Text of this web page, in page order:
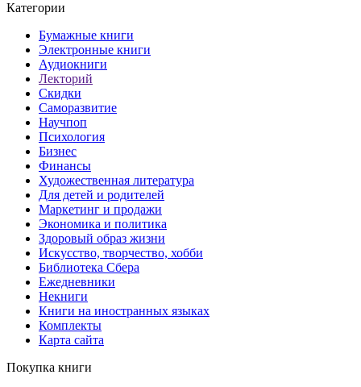
Категории
Бумажные книги
Электронные книги
Аудиокниги
Лекторий
Скидки
Саморазвитие
Научпоп
Психология
Бизнес
Финансы
Художественная литература
Для детей и родителей
Маркетинг и продажи
Экономика и политика
Здоровый образ жизни
Искусство, творчество, хобби
Библиотека Сбера
Ежедневники
Некниги
Книги на иностранных языках
Комплекты
Карта сайта
Покупка книги